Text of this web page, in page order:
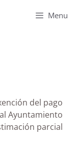
Menu
del pago
Ayuntamiento
parcial